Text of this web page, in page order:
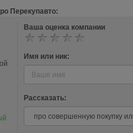
Перекупавто:
Ваша оценка компании
Имя или ник:
Рассказать: